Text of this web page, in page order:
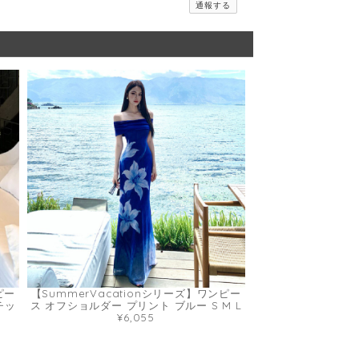
通報する
ッ
【SummerVacationシリーズ】ワンピー
ス オフショルダー プリント ブルー S M L
¥6,055